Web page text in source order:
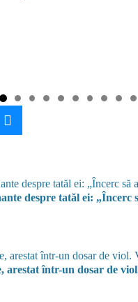
despre tatăl ei: „Încerc
arestat într-un dosar de